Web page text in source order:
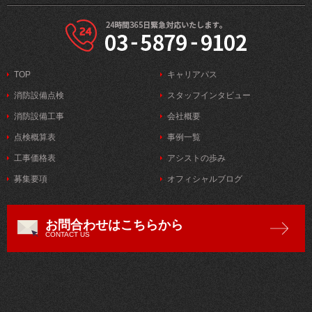
TOP キャリアパス
消防設備点検 スタッフインタビュー
消防設備工事 会社概要
点検概算表 事例一覧
工事価格表 アシストの歩み
募集要項 オフィシャルブログ
お問合わせはこちらから
CONTACT US